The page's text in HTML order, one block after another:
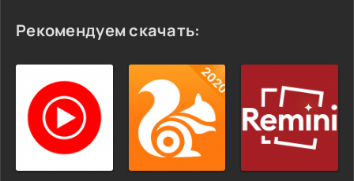
Рекомендуем скачать: